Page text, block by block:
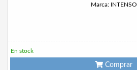
Marca: INTENSO
En stock
Comprar